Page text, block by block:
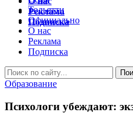
Тольятти
Официально
О нас
Реклама
Подписка
Образование
Психологи убеждают:
Реклама
Подписка